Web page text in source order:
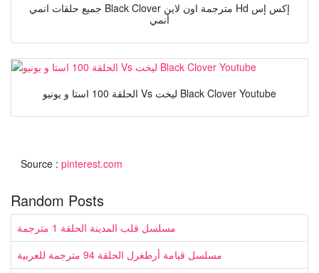
جميع حلقات انمي Black Clover مترجمة اون لاين Hd إكس إس
أنمي
الحلقة 100 استا و يونيو Vs ليخت Black Clover Youtube
Source : pinterest.com
Random Posts
مسلسل قلب المدينة الحلقة 1 مترجمة
مسلسل قيامة أرطغرل الحلقة 94 مترجمة للعربية